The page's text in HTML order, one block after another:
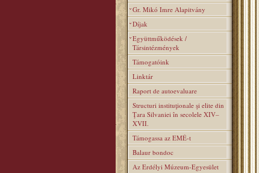
Gr. Mikó Imre Alapitvány
Díjak
Együttműködések /
Társintézmények
Támogatóink
Linktár
Raport de autoevaluare
Structuri instituţionale şi elite din
Ţara Silvaniei în secolele XIV–
XVII.
Támogassa az EMÉ-t
Balaur bondoc
Az Erdélyi Múzeum-Egyesület